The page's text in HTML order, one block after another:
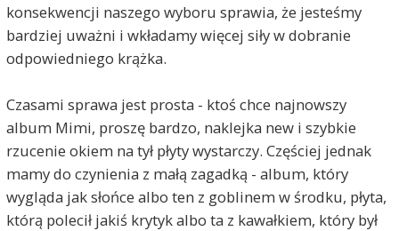
konsekwencji naszego wyboru sprawia, że jesteśmy
bardziej uważni i wkładamy więcej siły w dobranie
odpowiedniego krążka.
Czasami sprawa jest prosta - ktoś chce najnowszy
album Mimi, proszę bardzo, naklejka new i szybkie
rzucenie okiem na tył płyty wystarczy. Częściej jednak
mamy do czynienia z małą zagadką - album, który
wygląda jak słońce albo ten z goblinem w środku, płyta,
którą polecił jakiś krytyk albo ta z kawałkiem, który był